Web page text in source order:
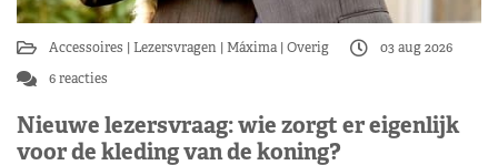
Accessoires Lezersvragen Máxima Overig
03 aug 2026
6 reacties
Nieuwe lezersvraag: wie zorgt er eigenlijk
voor de kleding van de koning?